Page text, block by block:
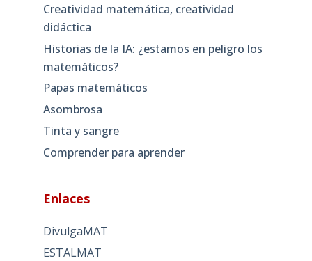
Creatividad matemática, creatividad
didáctica
Historias de la IA: ¿estamos en peligro los
matemáticos?
Papas matemáticos
Asombrosa
Tinta y sangre
Comprender para aprender
Enlaces
DivulgaMAT
ESTALMAT